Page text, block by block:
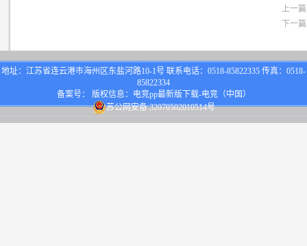
上一
下一
地址：江苏省连云港市海州区东盐河路10-1号 联系电话：0518-85822335 传真：0518-
85822334
备案号： 版权信息：电竞pp最新版下载-电竞（中国）
苏公网安备 32070502010514号